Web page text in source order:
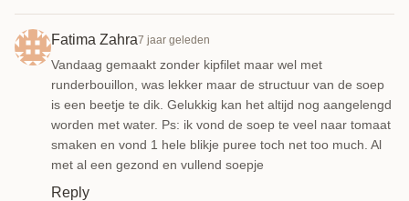
Fatima Zahra7 jaar geleden
Vandaag gemaakt zonder kipfilet maar wel met
runderbouillon, was lekker maar de structuur van de soep
is een beetje te dik. Gelukkig kan het altijd nog aangelengd
worden met water. Ps: ik vond de soep te veel naar tomaat
smaken en vond 1 hele blikje puree toch net too much. Al
met al een gezond en vullend soepje
Reply